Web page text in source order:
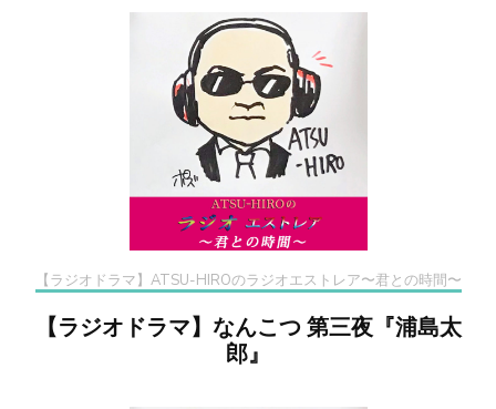
【ラジオドラマ】ATSU-HIROのラジオエストレア〜君との時間〜
【ラジオドラマ】なんこつ 第三夜『浦島太
郎』